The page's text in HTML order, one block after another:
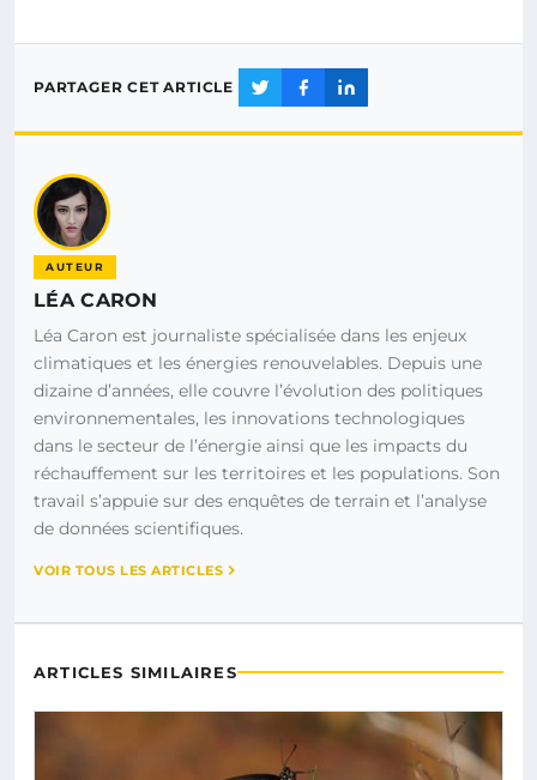
PARTAGER CET ARTICLE
AUTEUR
LÉA CARON
Léa Caron est journaliste spécialisée dans les enjeux
climatiques et les énergies renouvelables. Depuis une
dizaine d’années, elle couvre l’évolution des politiques
environnementales, les innovations technologiques
dans le secteur de l’énergie ainsi que les impacts du
réchauffement sur les territoires et les populations. Son
travail s’appuie sur des enquêtes de terrain et l’analyse
de données scientifiques.
VOIR TOUS LES ARTICLES
ARTICLES SIMILAIRES